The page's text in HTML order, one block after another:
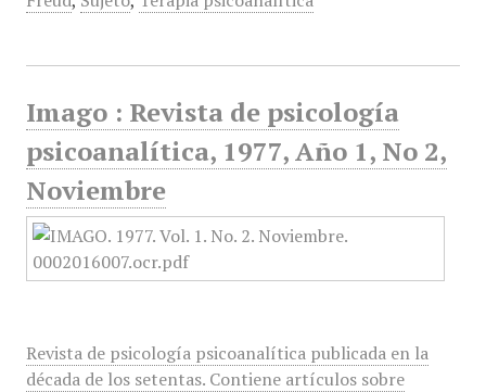
Imago : Revista de psicología
psicoanalítica, 1977, Año 1, No 2,
Noviembre
Revista de psicología psicoanalítica publicada en la
década de los setentas. Contiene artículos sobre